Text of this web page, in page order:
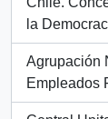
la
, 1
Agrupación
Empleados
, 1